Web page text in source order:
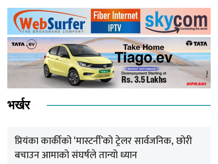
भर्खर
प्रियंका कार्कीको ‘मास्टर्नी’को ट्रेलर सार्वजनिक, छोरी
बचाउन आमाको संघर्षले तान्यो ध्यान